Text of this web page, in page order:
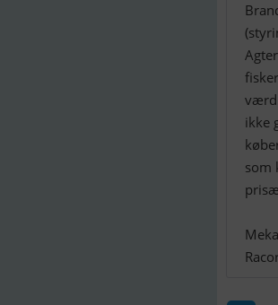
ikke
som